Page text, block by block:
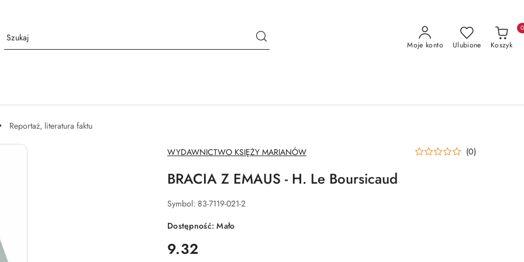
Moje konto Ulubione Koszyk
0
Reportaż, literatura faktu
NAZWA
PRODUCENTA:
WYDAWNICTWO KSIĘŻY MARIANÓW (0)
BRACIA Z EMAUS - H. Le Boursicaud
Symbol: 83-7119-021-2
Dostępność:Mało
cena:
9.32